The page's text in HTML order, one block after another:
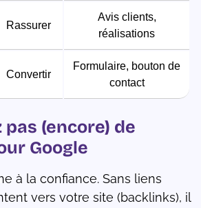
Rassurer
Avis clients,
réalisations
Convertir
Formulaire, bouton de
contact
pas (encore) de
Google
à la confiance. Sans liens
vers votre site (backlinks), il